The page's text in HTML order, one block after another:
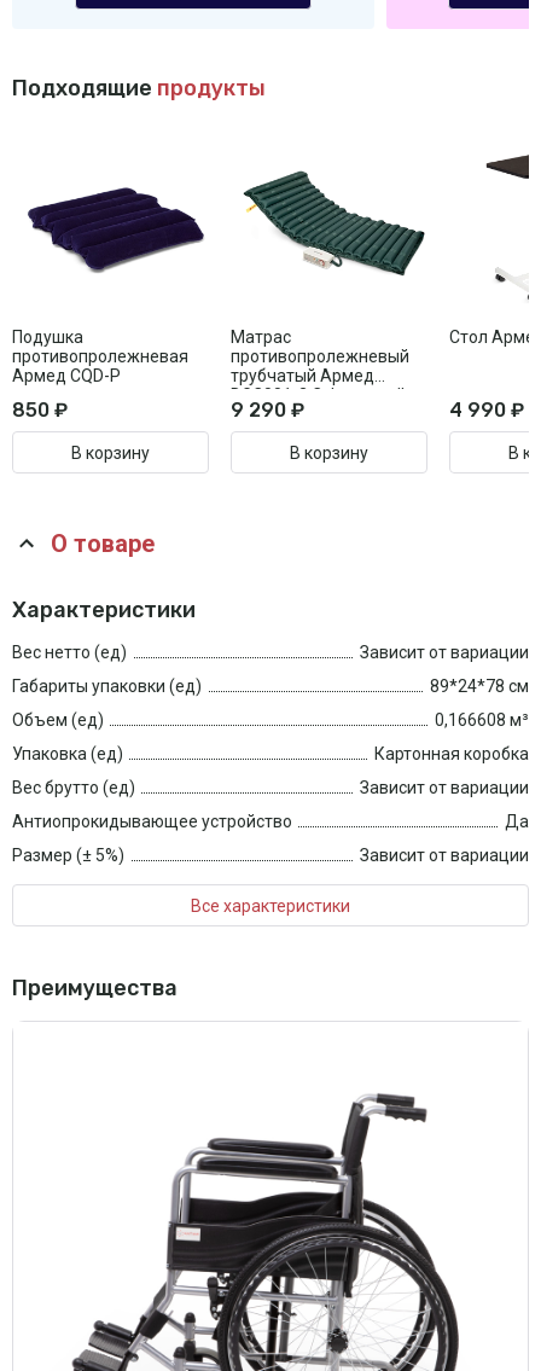
Подходящие продукты
Подушка
противопролежневая
Армед CQD-P
850 ₽
В корзину
Матрас
противопролежневый
трубчатый Армед
DGC001-2 С функцией
статик
9 290 ₽
В корзину
Стол
4 990 ₽
В
О товаре
Характеристики
Вес нетто (ед)
Зависит от вариации
Габариты упаковки (ед)
89*24*78 см
Объем (ед)
0,166608 м³
Упаковка (ед)
Картонная коробка
Вес брутто (ед)
Зависит от вариации
Антиопрокидывающее устройство
Да
Размер (± 5%)
Зависит от вариации
Все характеристики
Преимущества